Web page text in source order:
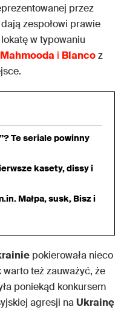
przez
zespołowi prawie
w typowaniu
Mahmooda i Blancoz
Te seriale powinny
kasety, dissy i
Małpa, susk, Bisz i
pokierowała nieco
też zauważyć, że
poniekąd konkursem
agresji naUkrainę